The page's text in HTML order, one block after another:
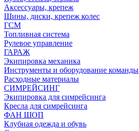
Аксессуары, крепеж
Шины, диски, крепеж колес
ГСМ
Топливная система
Рулевое управление
ГАРАЖ
Экипировка механика
Инструменты и оборудование команды
Расходные материалы
СИМРЕЙСИНГ
Экипировка для симрейсинга
Кресла для симрейсинга
ФАН ШОП
Клубная одежда и обувь